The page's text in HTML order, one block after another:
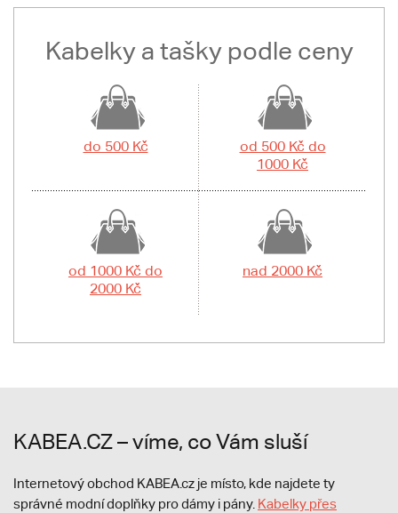
Kabelky a tašky podle ceny
do 500 Kč
od 500 Kč do
1000 Kč
od 1000 Kč do
2000 Kč
nad 2000 Kč
KABEA.CZ – víme, co Vám sluší
Internetový obchod KABEA.cz je místo, kde najdete ty
správné modní doplňky pro dámy i pány. Kabelky přes